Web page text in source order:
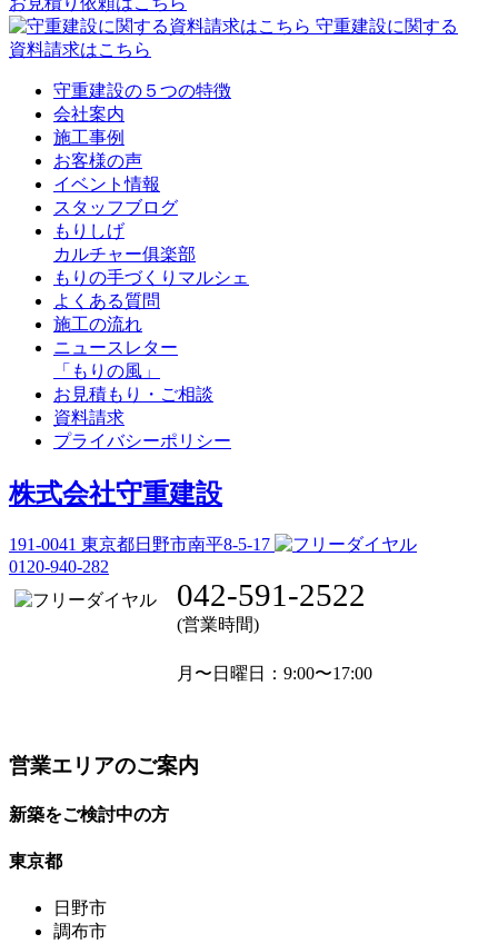
守重建設に関する
資料請求はこちら
守重建設の５つの特徴
会社案内
施工事例
お客様の声
イベント情報
スタッフブログ
もりしげ
カルチャー俱楽部
もりの手づくりマルシェ
よくある質問
施工の流れ
ニュースレター
「もりの風」
お見積もり・ご相談
資料請求
プライバシーポリシー
株式会社守重建設
191-0041 東京都日野市南平8-5-17
0120-940-282
042-591-2522
(営業時間)
月〜日曜日 ：9:00〜17:00
営業エリアのご案内
新築をご検討中の方
東京都
日野市
調布市